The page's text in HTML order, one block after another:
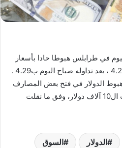
في طرابلس هبوطا حادا بأسعار
الدولار في فتح بعض المصارف
لخدماتها والمتمثلة في بطاقات ال10 آلاف دولار، وفق ما نقلت
الدولار السوق